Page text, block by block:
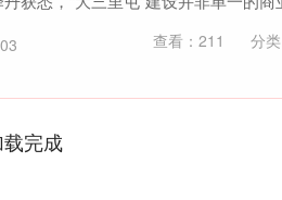
查看： 211 分类
完成